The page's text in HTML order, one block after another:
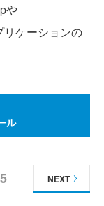
や
ケーションの
ル
5 NEXT